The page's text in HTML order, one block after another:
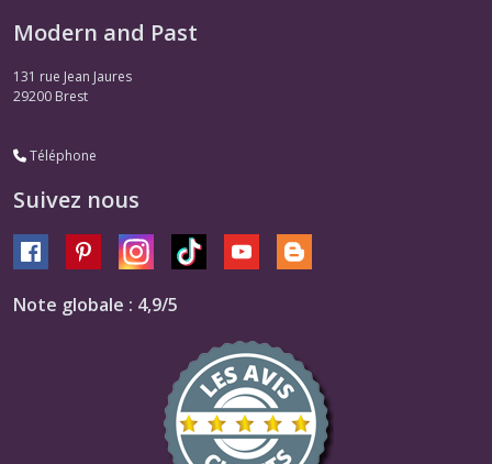
Modern and Past
131 rue Jean Jaures
29200 Brest
Téléphone
Suivez nous
Note globale : 4,9/5